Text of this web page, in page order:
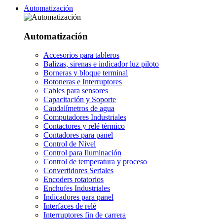
Automatización
Automatización
Accesorios para tableros
Balizas, sirenas e indicador luz piloto
Borneras y bloque terminal
Botoneras e Interruptores
Cables para sensores
Capacitación y Soporte
Caudalímetros de agua
Computadores Industriales
Contactores y relé térmico
Contadores para panel
Control de Nivel
Control para Iluminación
Control de temperatura y proceso
Convertidores Seriales
Encoders rotatorios
Enchufes Industriales
Indicadores para panel
Interfaces de relé
Interruptores fin de carrera